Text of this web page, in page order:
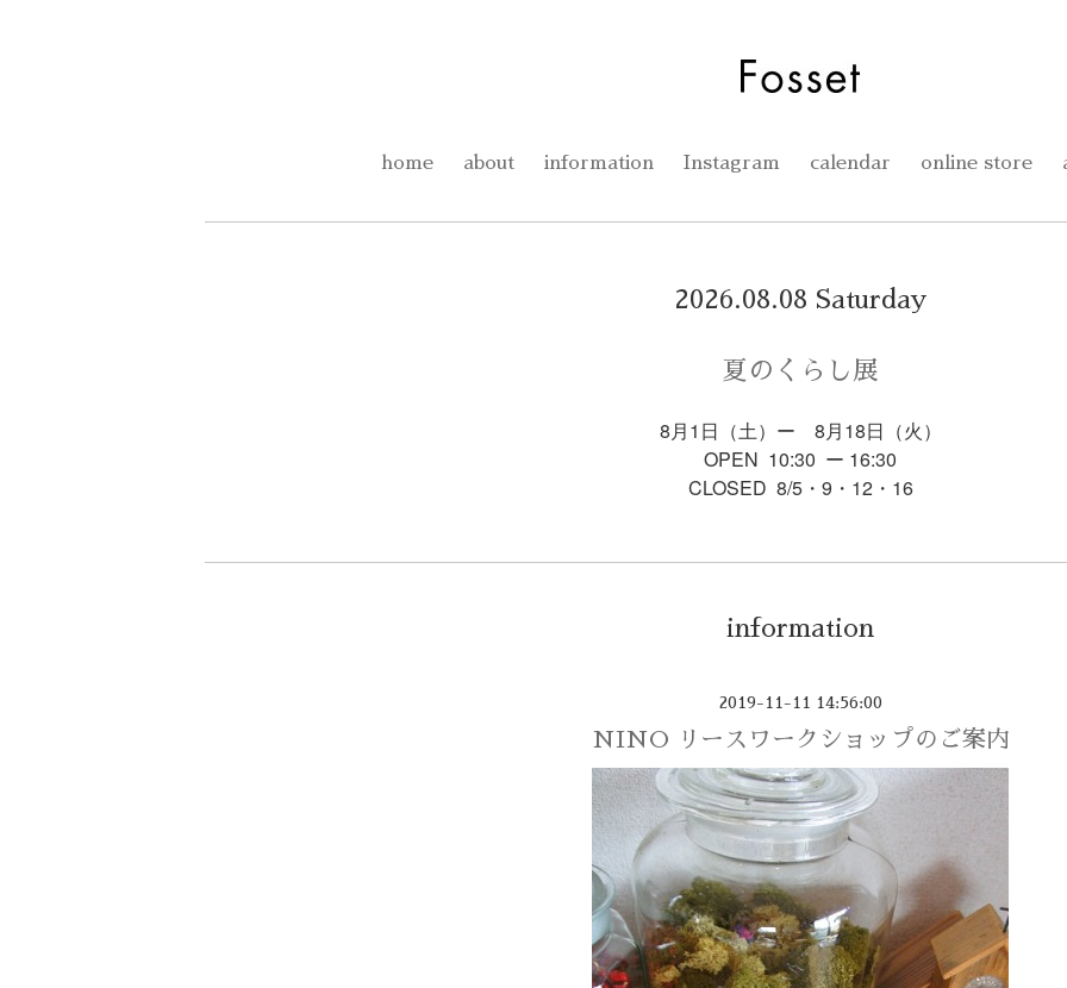
home about information Instagram calendar online store
2026.08.08 Saturday
夏のくらし展
8月1日（土）ー 8月18日（火）
OPEN 10:30 ー 16:30
CLOSED 8/5・9・12・16
information
2019-11-11 14:56:00
NINO リースワークショップのご案内